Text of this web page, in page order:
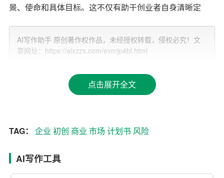
景、使命和具体目标。这不仅有助于创业者自身清晰定
的目标和战略方向是企业成功的基础，能够有效避免企业
在发展过程中迷失方向。
二、全面分析市场和竞争环境
商业计划书需要对市场进行深入的分析，包括市场规模、
务。同时，对竞争对手的分析可以帮助企业找到自身的差
境的全面了解，企业很难在激烈的市场竞争中立足。
AI写作助手 原创著作权作品，未经授权转载，侵权必究！文
章网址：https://aixzzs.com/evmjp4bl.html
点击展开全文
TAG： 企业 初创 商业 市场 计划书 风险
AI写作工具